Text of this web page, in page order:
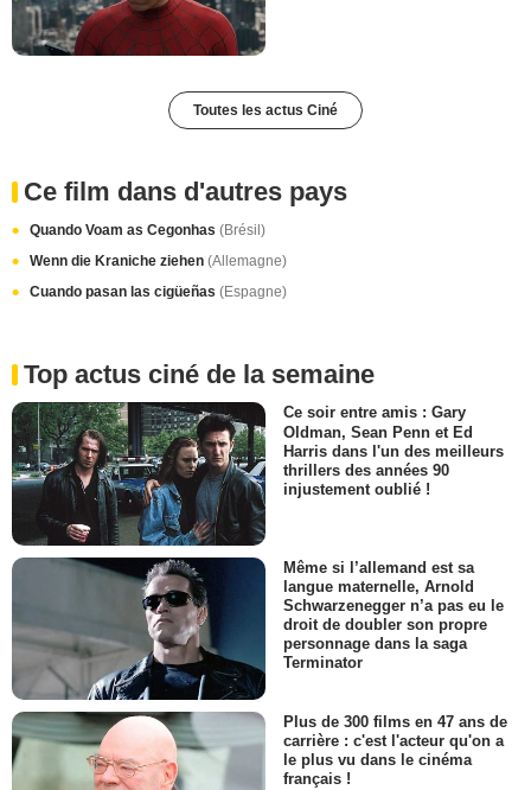
Toutes les actus Ciné
Ce film dans d'autres pays
Quando Voam as Cegonhas (Brésil)
Wenn die Kraniche ziehen (Allemagne)
Cuando pasan las cigüeñas (Espagne)
Top actus ciné de la semaine
Ce soir entre amis : Gary
Oldman, Sean Penn et Ed
Harris dans l'un des meilleurs
thrillers des années 90
injustement oublié !
Même si l’allemand est sa
langue maternelle, Arnold
Schwarzenegger n’a pas eu le
droit de doubler son propre
personnage dans la saga
Terminator
Plus de 300 films en 47 ans de
carrière : c'est l'acteur qu'on a
le plus vu dans le cinéma
français !